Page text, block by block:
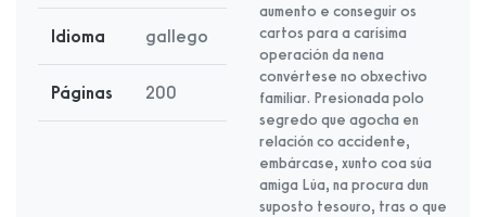
Idioma gallego
Páginas 200
aumento e conseguir os
cartos para a carísima
operación da nena
convértese no obxectivo
familiar. Presionada polo
segredo que agocha en
relación co accidente,
embárcase, xunto coa súa
amiga Lúa, na procura dun
suposto tesouro, tras o que